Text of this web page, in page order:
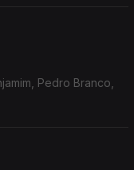
Pedro Branco,